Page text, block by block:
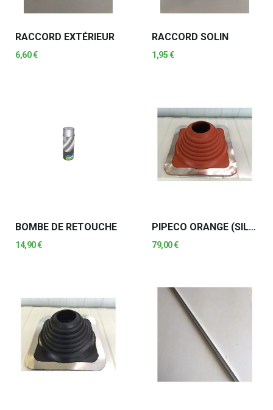
RACCORD EXTÉRIEUR
6,60 €
RACCORD SOLIN
1,95 €
BOMBE DE RETOUCHE
14,90 €
PIPECO ORANGE (SILICONE)
79,00 €